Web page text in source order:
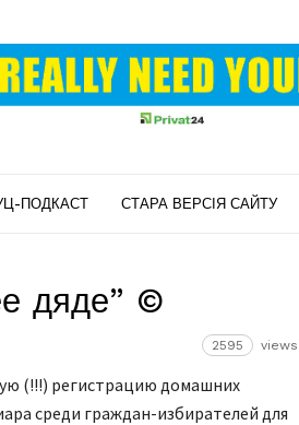
ПОДКАСТ СТАРА ВЕРСІЯ САЙТУ
дяде” ©
2595 views
(!!!) регистрацию домашних
среди граждан-избирателей для